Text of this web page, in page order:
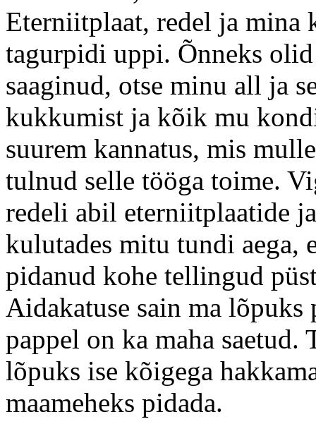
Eterniitplaat, redel ja mina
tagurpidi uppi. Õnneks
saaginud, otse minu all ja
kukkumist ja kõik mu
suurem kannatus, mis
tulnud selle tööga toime.
redeli abil eterniitplaatide
kulutades mitu tundi aega,
pidanud kohe tellingud
Aidakatuse sain ma
pappel on ka maha
lõpuks ise kõigega
maameheks pidada.